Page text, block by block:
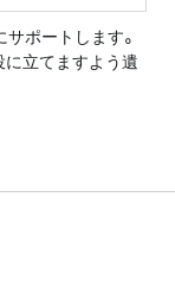
ポートします。
に立てますよう遺